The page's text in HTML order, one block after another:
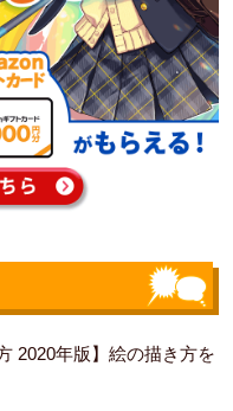
2020年版】絵の描き方を